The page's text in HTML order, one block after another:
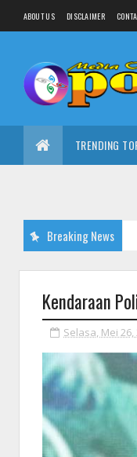
ABOUT US DISCLAIMER
TRENDING
Breaking News
Kendaraan
Selasa, Mei 26,